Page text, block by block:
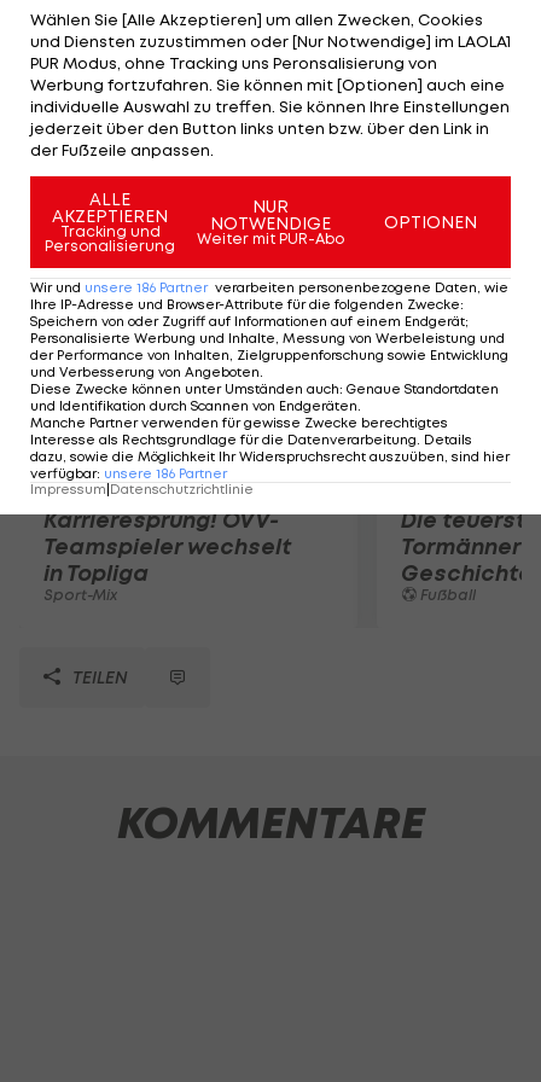
wirklich zu machen, würde ich gerne meine
Ratschläge bei Kurven und einigen anderen
Dingen, die wir durchgehen müssten, geben."
Hamilton bezeichnet die Idee, ein Rennen um den
Buckingham Palace durchzuführen als "die beste
der Welt".
Mehr zum Thema
Karrieresprung! ÖVV-
Teamspieler wechselt
in Topliga
Sport-Mix
Die
Tormänner
Geschichte
Fußball
TEILEN
KOMMENTARE
Wählen Sie [Alle Akzeptieren] um allen Zwecken, Cookies
und Diensten zuzustimmen oder [Nur Notwendige] im LAOLA1
PUR Modus, ohne Tracking uns Peronsalisierung von
Werbung fortzufahren. Sie können mit [Optionen] auch eine
individuelle Auswahl zu treffen. Sie können Ihre Einstellungen
jederzeit über den Button links unten bzw. über den Link in
der Fußzeile anpassen.
ALLE
AKZEPTIEREN
Tracking und
Personalisierung
NUR
NOTWENDIGE
Weiter mit PUR-Abo
OPTIONEN
Wir und unsere 186 Partner verarbeiten personenbezogene Daten, wie
Ihre IP-Adresse und Browser-Attribute für die folgenden Zwecke:
Speichern von oder Zugriff auf Informationen auf einem Endgerät;
Personalisierte Werbung und Inhalte, Messung von Werbeleistung und
der Performance von Inhalten, Zielgruppenforschung sowie Entwicklung
und Verbesserung von Angeboten.
Diese Zwecke können unter Umständen auch: Genaue Standortdaten
und Identifikation durch Scannen von Endgeräten.
Manche Partner verwenden für gewisse Zwecke berechtigtes
Interesse als Rechtsgrundlage für die Datenverarbeitung. Details
dazu, sowie die Möglichkeit Ihr Widerspruchsrecht auszuüben, sind hier
verfügbar: unsere 186 Partner
Impressum Datenschutzrichtlinie